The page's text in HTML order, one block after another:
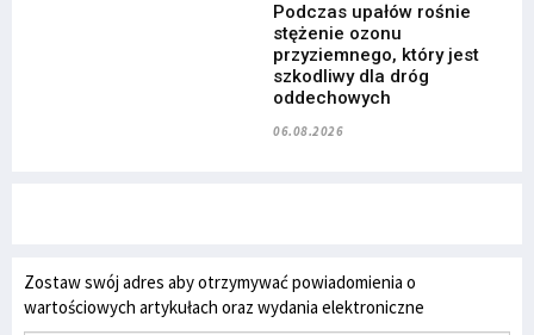
Podczas upałów rośnie
stężenie ozonu
przyziemnego, który jest
szkodliwy dla dróg
oddechowych
06.08.2026
Zostaw swój adres aby otrzymywać powiadomienia o
wartościowych artykułach oraz wydania elektroniczne